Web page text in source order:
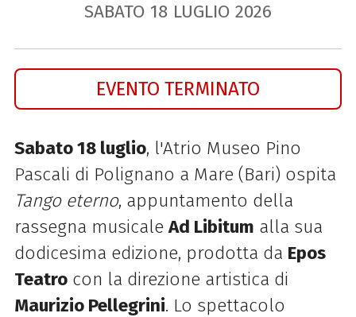
SABATO 18 LUGLIO 2026
EVENTO TERMINATO
Sabato 18 luglio, l'Atrio Museo Pino
Pascali di Polignano a Mare (Bari) ospita
Tango eterno, appuntamento della
rassegna musicaleAd Libitum alla sua
dodicesima edizione, prodotta da Epos
Teatrocon la direzione artistica di
Maurizio Pellegrini. Lo spettacolo